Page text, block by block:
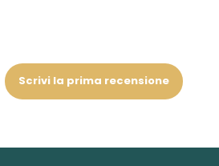
Scrivi la prima recensione